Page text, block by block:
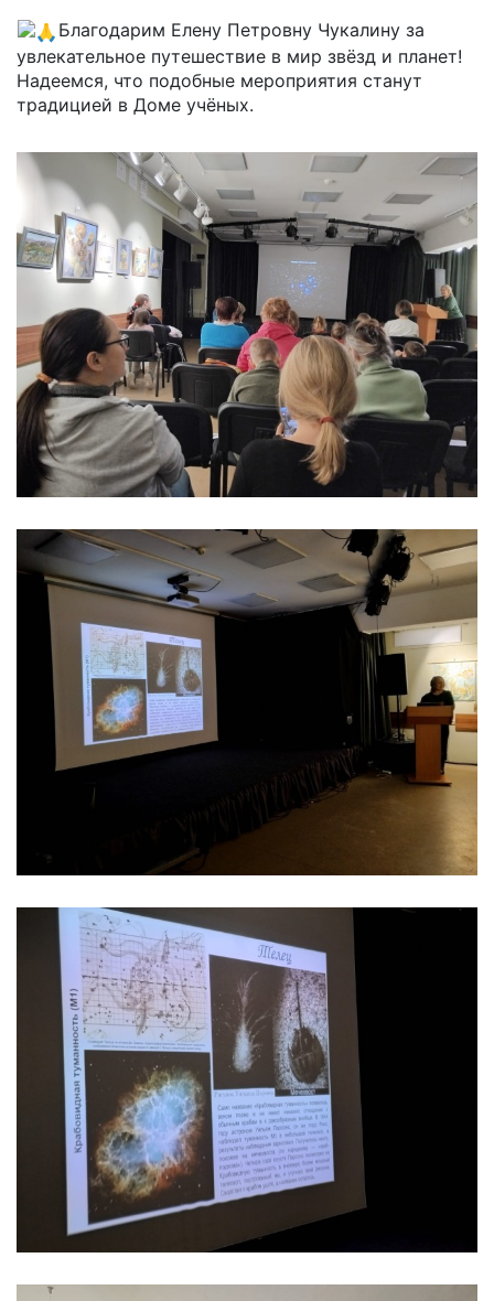
Благодарим Елену Петровну Чукалину за
увлекательное путешествие в мир звёзд и планет!
Надеемся, что подобные мероприятия станут
традицией в Доме учёных.